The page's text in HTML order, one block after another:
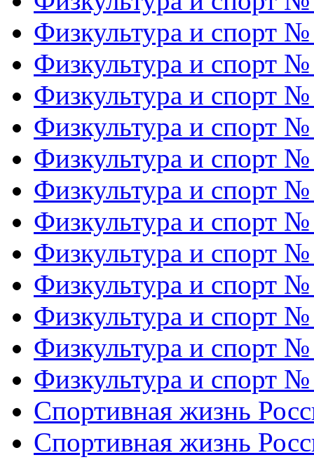
Физкультура и спорт
Физкультура и спорт
Физкультура и спорт
Физкультура и спорт
Физкультура и спорт
Физкультура и спорт
Физкультура и спорт
Физкультура и спорт
Физкультура и спорт
Физкультура и спорт
Физкультура и спорт
Физкультура и спорт
Спортивная жизнь
Спортивная жизнь